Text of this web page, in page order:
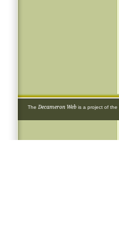
The Decameron Web is a project of the